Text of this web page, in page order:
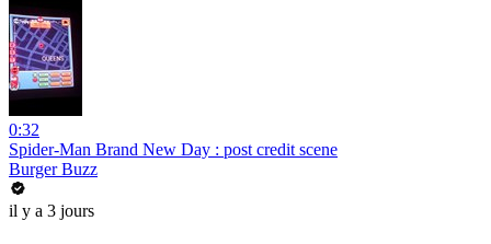
0:32
Spider-Man Brand New Day : post credit scene
Burger Buzz
il y a 3 jours